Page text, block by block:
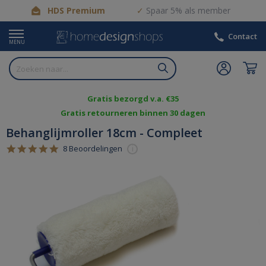
HDS Premium Spaar 5% als member
MENU
Contact
Gratis bezorgd v.a. €35
Gratis retourneren binnen 30 dagen
Behanglijmroller 18cm - Compleet
5.0
8 Beoordelingen